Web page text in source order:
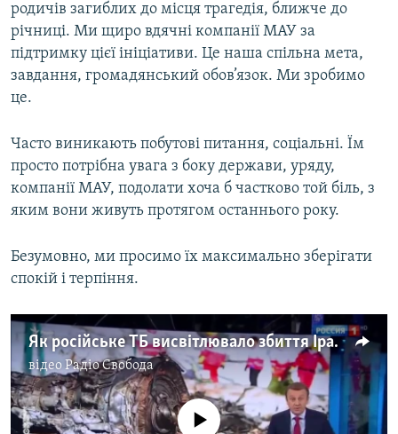
родичів загиблих до місця трагедія, ближче до
річниці. Ми щиро вдячні компанії МАУ за
підтримку цієї ініціативи. Це наша спільна мета,
завдання, громадянський обов’язок. Ми зробимо
це.
Часто виникають побутові питання, соціальні. Їм
просто потрібна увага з боку держави, уряду,
компанії МАУ, подолати хоча б частково той біль, з
яким вони живуть протягом останнього року.
Безумовно, ми просимо їх максимально зберігати
спокій і терпіння.
Як російське ТБ висвітлювало збиття Іраном українського літака – відео
відео Радіо Свобода
No media source currently available